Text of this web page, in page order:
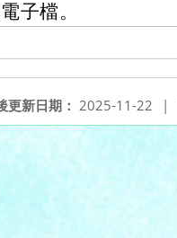
子檔。
更新日期： 2025-11-22 |